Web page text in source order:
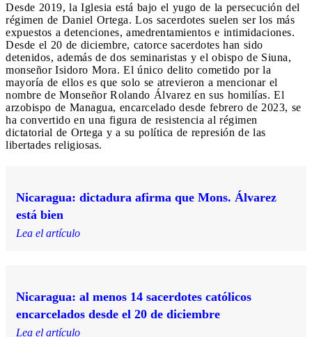
Desde 2019, la Iglesia está bajo el yugo de la persecución del
régimen de Daniel Ortega. Los sacerdotes suelen ser los más
expuestos a detenciones, amedrentamientos e intimidaciones.
Desde el 20 de diciembre, catorce sacerdotes han sido
detenidos, además de dos seminaristas y el obispo de Siuna,
monseñor Isidoro Mora. El único delito cometido por la
mayoría de ellos es que solo se atrevieron a mencionar el
nombre de Monseñor Rolando Álvarez en sus homilías. El
arzobispo de Managua, encarcelado desde febrero de 2023, se
ha convertido en una figura de resistencia al régimen
dictatorial de Ortega y a su política de represión de las
libertades religiosas.
Nicaragua: dictadura afirma que Mons. Álvarez
está bien
Lea el artículo
Nicaragua: al menos 14 sacerdotes católicos
encarcelados desde el 20 de diciembre
Lea el artículo